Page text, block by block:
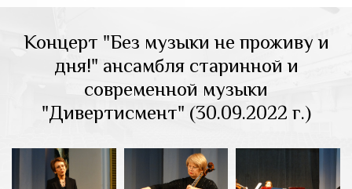
Концерт "Без музыки не проживу и
дня!" ансамбля старинной и
современной музыки
"Дивертисмент" (30.09.2022 г.)